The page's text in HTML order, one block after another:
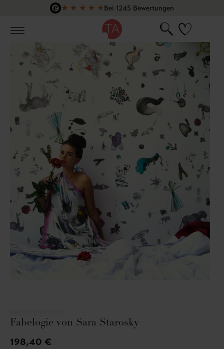
Zum Hauptinhalt springen
★ ★ ★ ★ ★Bei 1245 Bewertungen
Fabelogie von Sara Starosky
198,40 €